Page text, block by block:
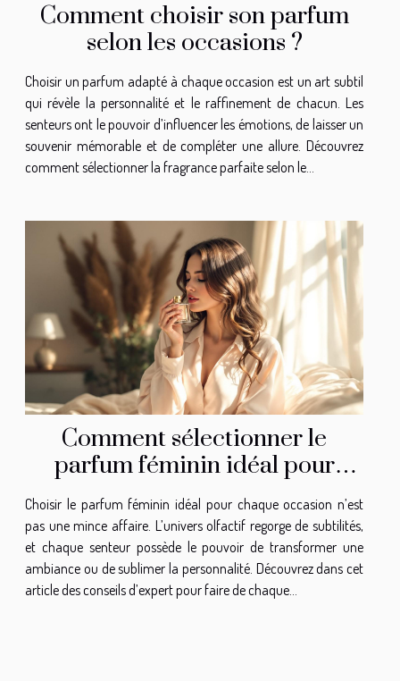
Comment choisir son parfum
selon les occasions ?
Choisir un parfum adapté à chaque occasion est un art subtil
qui révèle la personnalité et le raffinement de chacun. Les
senteurs ont le pouvoir d’influencer les émotions, de laisser un
souvenir mémorable et de compléter une allure. Découvrez
comment sélectionner la fragrance parfaite selon le...
Comment sélectionner le
parfum féminin idéal pour
chaque occasion ?
Choisir le parfum féminin idéal pour chaque occasion n’est
pas une mince affaire. L’univers olfactif regorge de subtilités,
et chaque senteur possède le pouvoir de transformer une
ambiance ou de sublimer la personnalité. Découvrez dans cet
article des conseils d’expert pour faire de chaque...